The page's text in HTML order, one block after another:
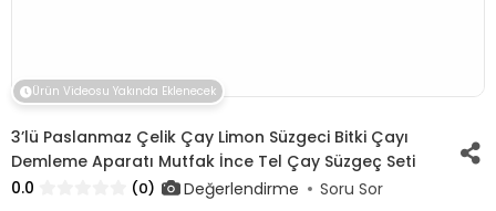
Ürün Videosu Yakında Eklenecek
3’lü Paslanmaz Çelik Çay Limon Süzgeci Bitki Çayı
Demleme Aparatı Mutfak İnce Tel Çay Süzgeç Seti
0.0
(0) Değerlendirme
Soru Sor